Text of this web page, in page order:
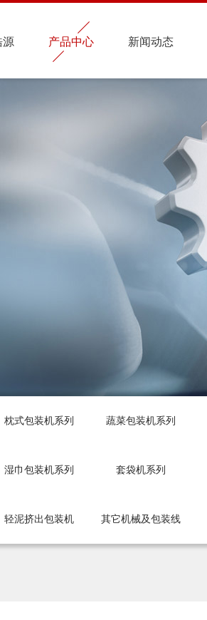
源 产品中心 新闻动态
枕式包装机系列 蔬菜包装机系列
湿巾包装机系列 套袋机系列
轻泥挤出包装机 其它机械及包装线